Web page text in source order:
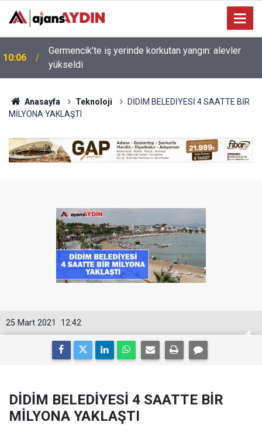
10:06
Germencik’te iş yerinde korkutan yangın: alevler
yükseldi
Anasayfa Teknoloji
DİDİM BELEDİYESİ 4 SAATTE BİR
MİLYONA YAKLAŞTI
12:42
25 Mart 2021
DİDİM BELEDİYESİ 4 SAATTE BİR
MİLYONA YAKLAŞTI